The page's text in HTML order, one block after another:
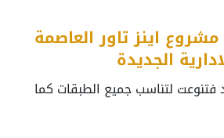
اينز تاور العاصمة
الجديدة
فتنوعت لتناسب جميع الطبقات كما